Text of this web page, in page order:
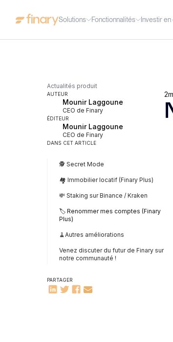
Solutions Fonctionnalités Investir
Actualités produit
AUTEUR
Mounir Laggoune
CEO de Finary
ÉDITEUR
Mounir Laggoune
CEO de Finary
DANS CET ARTICLE
🕵️ Secret Mode
🏘️ Immobilier locatif (Finary Plus)
💸 Staking sur Binance / Kraken
🏷️ Renommer mes comptes (Finary
Plus)
🧹Autres améliorations
Venez discuter du futur de Finary sur
notre communauté !
PARTAGER
2